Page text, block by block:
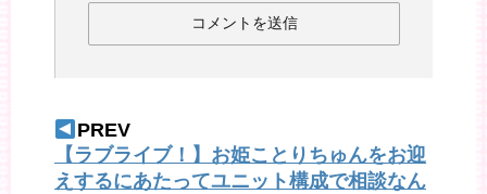
PREV
【ラブライブ！】お姫ことりちゅんをお迎
えするにあたってユニット構成で相談なん